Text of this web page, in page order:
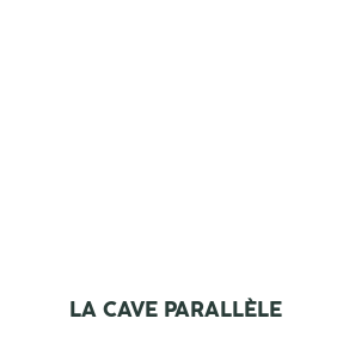
LA CAVE PARALLÈLE